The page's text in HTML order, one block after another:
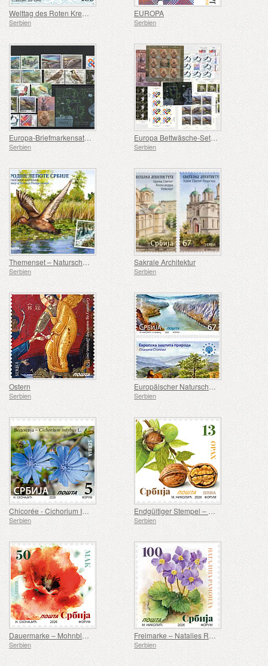
Welttag des Roten Kreuzes
Serbien
EUROPA
Serbien
Europa-Briefmarkensatz 2017-2026
Serbien
Europa Bettwäsche-Set 2022-2026
Serbien
Themenset – Naturschönheiten Serbiens
Serbien
Sakrale Architektur
Serbien
Ostern
Serbien
Europäischer Naturschutz
Serbien
Chicorée - Cichorium Intybus L.
Serbien
Endgültiger Stempel – Walnuss
Serbien
Dauermarke – Mohnblume
Serbien
Freimarke – Natalies Ramonda (Ramonda Nathaliae)
Serbien